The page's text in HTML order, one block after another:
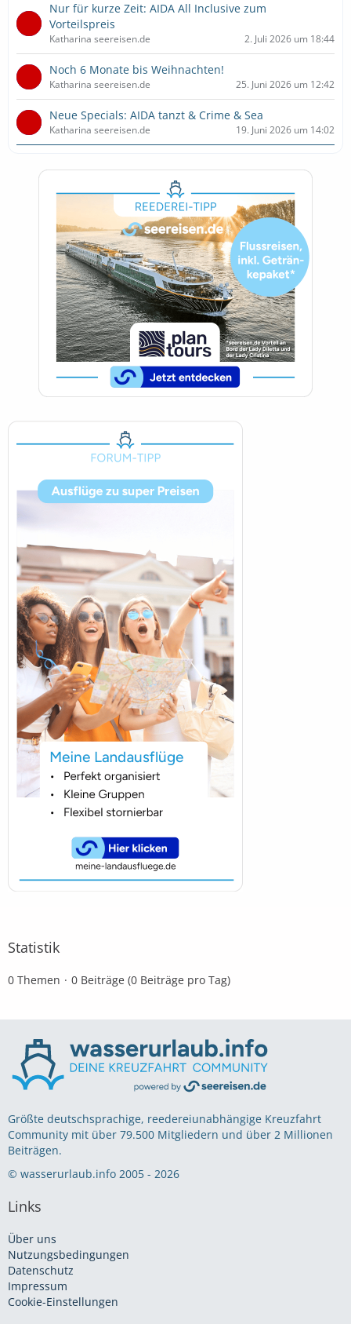
Nur für kurze Zeit: AIDA All Inclusive zum
Vorteilspreis
Katharina seereisen.de 2. Juli 2026 um 18:44
Noch 6 Monate bis Weihnachten!
Katharina seereisen.de 25. Juni 2026 um 12:42
Neue Specials: AIDA tanzt & Crime & Sea
Katharina seereisen.de 19. Juni 2026 um 14:02
Statistik
0 Themen 0 Beiträge (0 Beiträge pro Tag)
Größte deutschsprachige, reedereiunabhängige Kreuzfahrt
Community mit über 79.500 Mitgliedern und über 2 Millionen
Beiträgen.
© wasserurlaub.info 2005 - 2026
Links
Über uns
Nutzungsbedingungen
Datenschutz
Impressum
Cookie-Einstellungen